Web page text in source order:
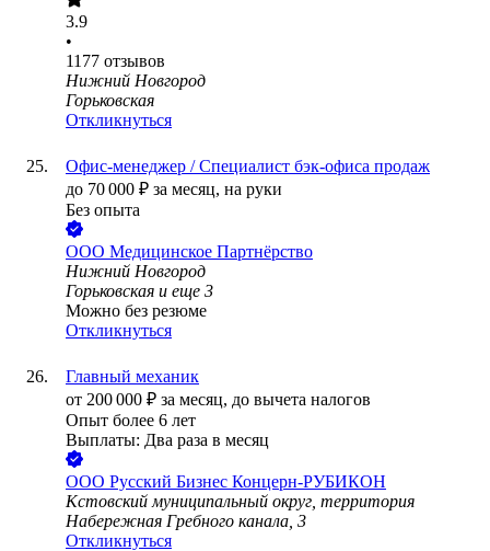
3.9
•
1177 отзывов
Нижний Новгород
Горьковская
Откликнуться
Офис-менеджер / Специалист бэк-офиса продаж
до 70 000 ₽ за месяц, на руки
Без опыта
ООО Медицинское Партнёрство
Нижний Новгород
Горьковская и еще 3
Можно без резюме
Откликнуться
Главный механик
от 200 000 ₽ за месяц, до вычета налогов
Опыт более 6 лет
Выплаты: Два раза в месяц
ООО Русский Бизнес Концерн-РУБИКОН
Кстовский муниципальный округ, территория
Набережная Гребного канала, 3
Откликнуться